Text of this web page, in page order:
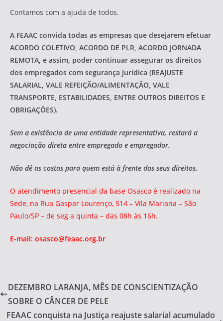
Contamos com a ajuda de todos.
A FEAAC convida todas as empresas que desejarem efetuar
ACORDO COLETIVO, ACORDO DE PLR, ACORDO JORNADA
REMOTA, e assim, poder continuar assegurar os direitos
dos empregados com segurança jurídica (REAJUSTE
SALARIAL, VALE REFEIÇÃO/ALIMENTAÇÃO, VALE
TRANSPORTE, ESTABILIDADES, ENTRE OUTROS DIREITOS E
OBRIGAÇÕES).
Sem a existência de uma entidade representativa, restará a
negociação direta entre empregado e empregador.
Não dê as costas para quem está à frente dos seus direitos.
O atendimento presencial da base Osasco é realizado na
Sede, na Rua Gaspar Lourenço, 514 – Vila Mariana – São
Paulo/SP – de seg a quinta – das 08h às 16h.
E-mail: osasco@feaac.org.br
DEZEMBRO LARANJA, MÊS DE CONSCIENTIZAÇÃO
SOBRE O CÂNCER DE PELE
FEAAC conquista na Justiça reajuste salarial acumulado